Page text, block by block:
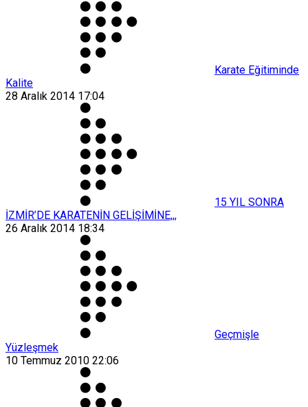
Karate Eğitiminde
Kalite
28 Aralık 2014 17:04
15 YIL SONRA
İZMİR’DE KARATENİN GELİŞİMİNE,,,
26 Aralık 2014 18:34
Geçmişle
Yüzleşmek
10 Temmuz 2010 22:06